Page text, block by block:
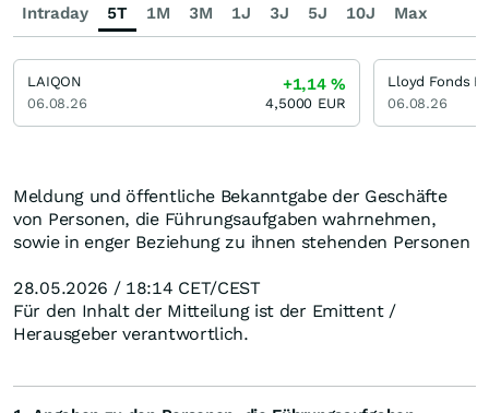
Meldung und öffentliche Bekanntgabe der Geschäfte
von Personen, die Führungsaufgaben wahrnehmen,
sowie in enger Beziehung zu ihnen stehenden Personen
28.05.2026 / 18:14 CET/CEST
Für den Inhalt der Mitteilung ist der Emittent /
Herausgeber verantwortlich.
Intraday 5T 1M 3M 1J 3J 5J 10J Max
LAIQON
06.08.26
+1,14%
4,5000 EUR 06.08.26